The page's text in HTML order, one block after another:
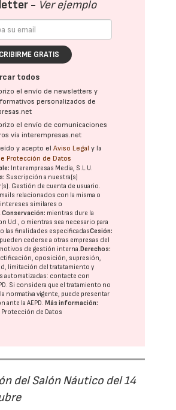
- Ver ejemplo
GRATIS
todos
el envío de newsletters y
personalizados de
el envío de comunicaciones
vía interempresas.net
y acepto elAviso Legal y la
Protección de Datos
Interempresas Media, S.L.U.
Suscripción a nuestra(s)
Gestión de cuenta de usuario.
relacionados con la misma o
similares o
Conservación: mientras dure la
Ud., o mientras sea necesario para
las finalidades especificadasCesión:
cederse a otras empresas del
de gestión interna. Derechos:
oposición, supresión,
limitación del tratatamiento y
automatizadas: contacte con
. Si considera que el tratamiento no
la normativa vigente, puede presentar
ante laAEPD. Más información:
Protección de Datos
del Salón Náutico del 14